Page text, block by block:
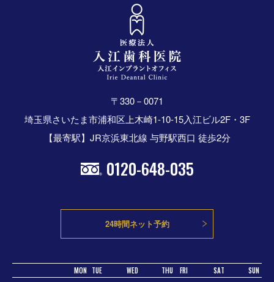
〒330－0071
埼玉県さいたま市浦和区上木崎1-10-15入江ビル2F・3F
【最寄駅】JR京浜東北線 与野駅西口 徒歩2分
0120-648-035
24時間ネット予約
MON TUE WED THU FRI SAT SUN